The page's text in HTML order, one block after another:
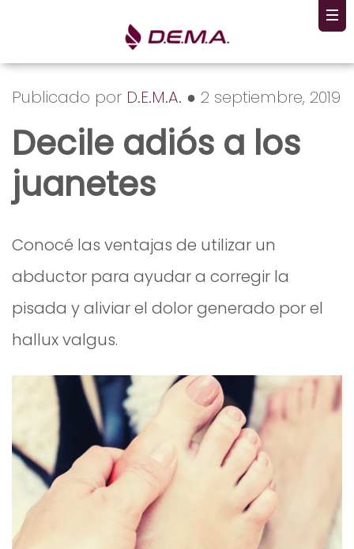
Publicado por D.E.M.A. ● 2 septiembre, 2019
Decile adiós a los
juanetes
Conocé las ventajas de utilizar un
abductor para ayudar a corregir la
pisada y aliviar el dolor generado por el
hallux valgus.